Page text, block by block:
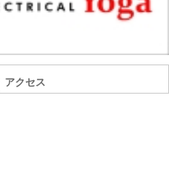
アクセス